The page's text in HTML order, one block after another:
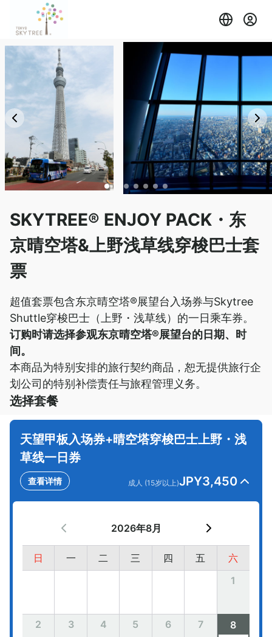
SKYTREE® ENJOY PACK・东
京晴空塔&上野浅草线穿梭巴士套
票
超值套票包含东京晴空塔®展望台入场券与Skytree
Shuttle穿梭巴士（上野・浅草线）的一日乘车券。
订购时请选择参观东京晴空塔®展望台的日期、时
间。
本商品为特别安排的旅行契约商品，恕无提供旅行企
划公司的特别补偿责任与旅程管理义务。
选择套餐
天望甲板入场券+晴空塔穿梭巴士上野・浅
草线一日券
查看详情 成人 (15岁以上)JPY3,450
2026年8月
日 一 二 三 四 五
六
1
2 3 4 5 6 7 8